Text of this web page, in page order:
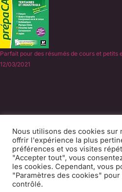
Parfait pour des résumés de cours et petits
12/03/2021
Experts du CAP Esthétique
2011.
CGV
Mentions légales
Presse
Nous utilisons des cookies sur
offrir l'expérience la plus
préférences et vos visites
"Accepter tout", vous
les cookies. Cependant, vous
"Paramètres des cookies"
contrôlé.